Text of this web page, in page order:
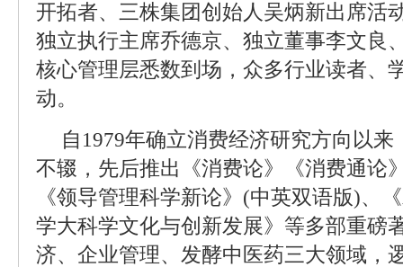
开拓者、三株集团创始人吴炳新出席活
独立执行主席乔德京、独立董事李文良
核心管理层悉数到场，众多行业读者、
动。
自1979年确立消费经济研究方向以
不辍，先后推出《消费论》《消费通论
《领导管理科学新论》(中英双语版)、
学大科学文化与创新发展》等多部重磅
济、企业管理、发酵中医药三大领域，